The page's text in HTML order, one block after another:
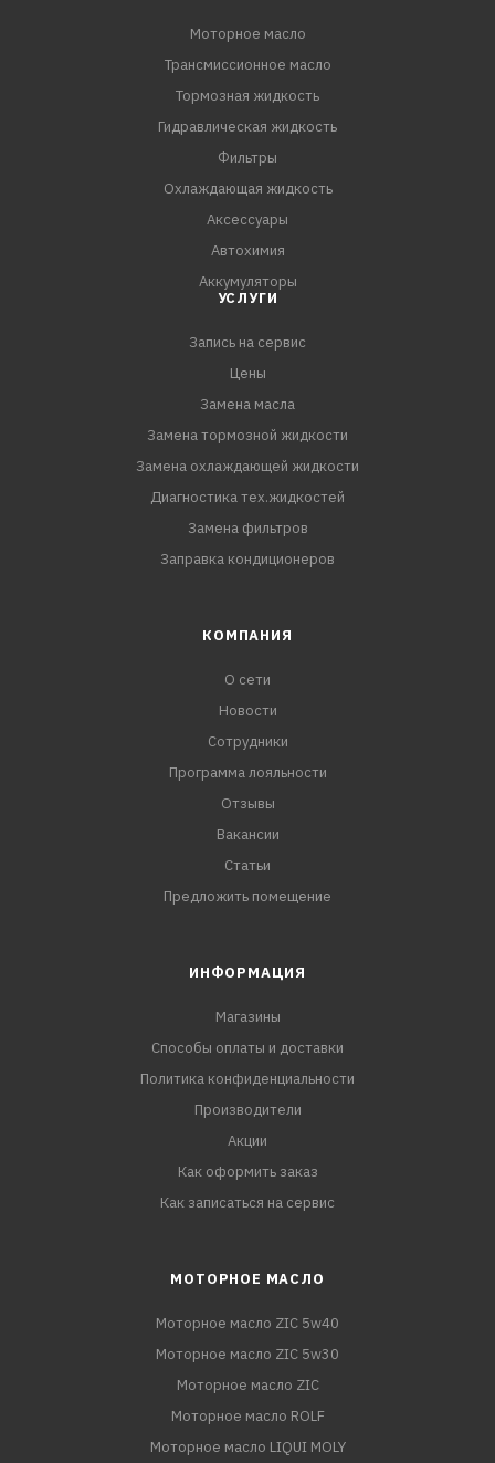
Моторное масло
Трансмиссионное масло
Тормозная жидкость
Гидравлическая жидкость
Фильтры
Охлаждающая жидкость
Аксессуары
Автохимия
Аккумуляторы
УСЛУГИ
Запись на сервис
Цены
Замена масла
Замена тормозной жидкости
Замена охлаждающей жидкости
Диагностика тех.жидкостей
Замена фильтров
Заправка кондиционеров
КОМПАНИЯ
О сети
Новости
Сотрудники
Программа лояльности
Отзывы
Вакансии
Статьи
Предложить помещение
ИНФОРМАЦИЯ
Магазины
Способы оплаты и доставки
Политика конфиденциальности
Производители
Акции
Как оформить заказ
Как записаться на сервис
МОТОРНОЕ МАСЛО
Моторное масло ZIC 5w40
Моторное масло ZIC 5w30
Моторное масло ZIC
Моторное масло ROLF
Моторное масло LIQUI MOLY